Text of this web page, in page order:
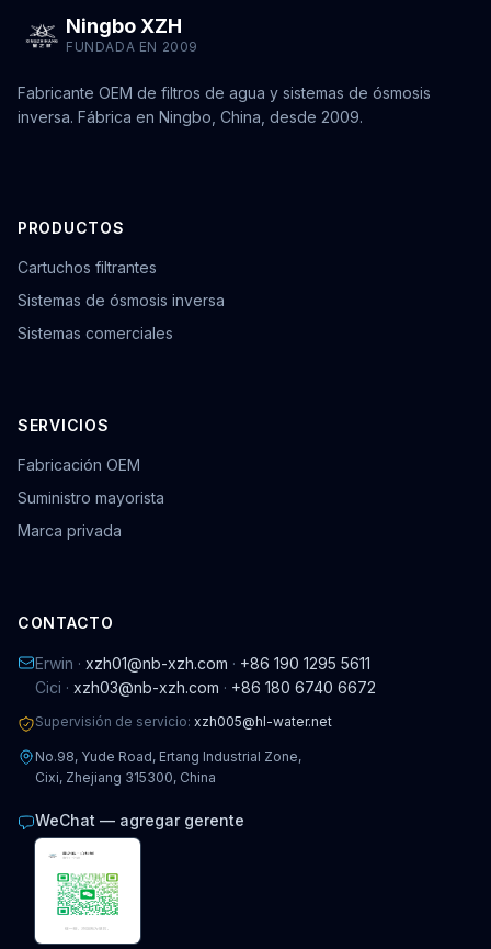
Ningbo XZH
FUNDADA EN 2009
Fabricante OEM de filtros de agua y sistemas de ósmosis
inversa. Fábrica en Ningbo, China, desde 2009.
PRODUCTOS
Cartuchos filtrantes
Sistemas de ósmosis inversa
Sistemas comerciales
SERVICIOS
Fabricación OEM
Suministro mayorista
Marca privada
CONTACTO
Erwin · xzh01@nb-xzh.com · +86 190 1295 5611
Cici · xzh03@nb-xzh.com · +86 180 6740 6672
Supervisión de servicio: xzh005@hl-water.net
No.98, Yude Road, Ertang Industrial Zone,
Cixi, Zhejiang 315300, China
WeChat — agregar gerente